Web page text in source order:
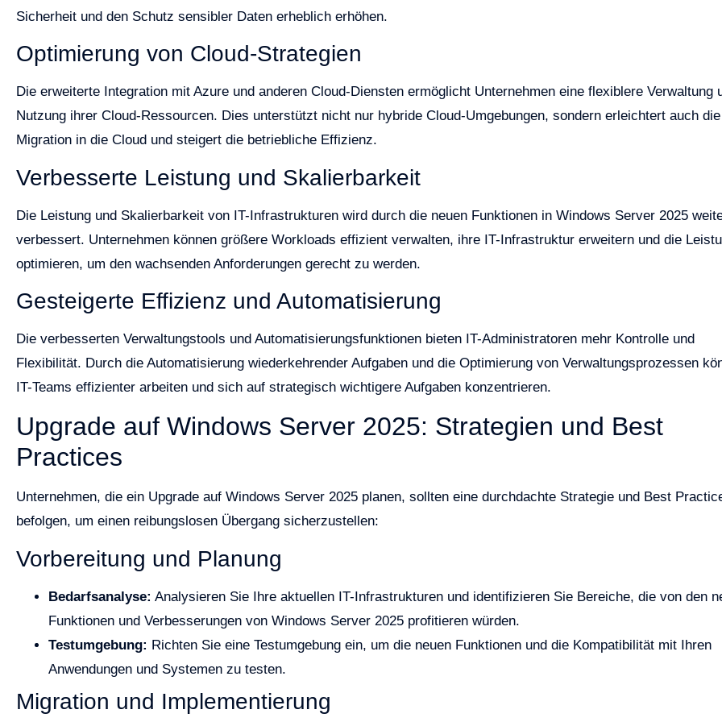
Sicherheit und den Schutz sensibler Daten erheblich erhöhen.
Optimierung von Cloud-Strategien
Die erweiterte Integration mit Azure und anderen Cloud-Diensten ermöglicht Unternehmen eine flexiblere Verwaltung
Nutzung ihrer Cloud-Ressourcen. Dies unterstützt nicht nur hybride Cloud-Umgebungen, sondern erleichtert auch die
Migration in die Cloud und steigert die betriebliche Effizienz.
Verbesserte Leistung und Skalierbarkeit
Die Leistung und Skalierbarkeit von IT-Infrastrukturen wird durch die neuen Funktionen in Windows Server 2025
verbessert. Unternehmen können größere Workloads effizient verwalten, ihre IT-Infrastruktur erweitern und die
optimieren, um den wachsenden Anforderungen gerecht zu werden.
Gesteigerte Effizienz und Automatisierung
Die verbesserten Verwaltungstools und Automatisierungsfunktionen bieten IT-Administratoren mehr Kontrolle und
Flexibilität. Durch die Automatisierung wiederkehrender Aufgaben und die Optimierung von Verwaltungsprozessen
IT-Teams effizienter arbeiten und sich auf strategisch wichtigere Aufgaben konzentrieren.
Upgrade auf Windows Server 2025: Strategien und Best
Practices
Unternehmen, die ein Upgrade auf Windows Server 2025 planen, sollten eine durchdachte Strategie und Best
befolgen, um einen reibungslosen Übergang sicherzustellen:
Vorbereitung und Planung
Bedarfsanalyse: Analysieren Sie Ihre aktuellen IT-Infrastrukturen und identifizieren Sie Bereiche, die von den
Funktionen und Verbesserungen von Windows Server 2025 profitieren würden.
Testumgebung: Richten Sie eine Testumgebung ein, um die neuen Funktionen und die Kompatibilität mit Ihren
Anwendungen und Systemen zu testen.
Migration und Implementierung